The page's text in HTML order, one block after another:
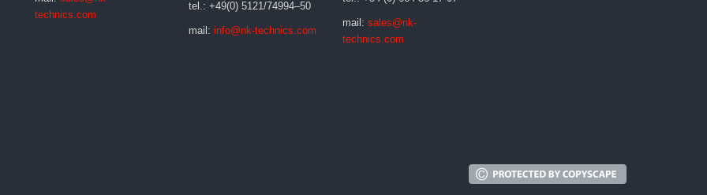
technics.com
tel.: +49(0) 5121/74994–50
mail: info@nk-technics.com
mail: sales@nk-
technics.com